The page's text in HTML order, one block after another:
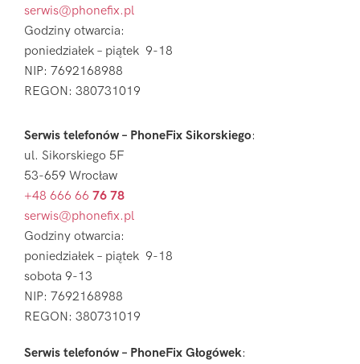
serwis@phonefix.pl
Godziny otwarcia:
poniedziałek – piątek 9-18
NIP: 7692168988
REGON: 380731019
Serwis telefonów – PhoneFix Sikorskiego:
ul. Sikorskiego 5F
53-659 Wrocław
+48 666 66 76 78
serwis@phonefix.pl
Godziny otwarcia:
poniedziałek – piątek 9-18
sobota 9-13
NIP: 7692168988
REGON: 380731019
Serwis telefonów – PhoneFix Głogówek: